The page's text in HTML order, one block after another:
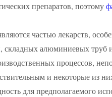
препаратов, поэтому
частью лекарств,
алюминиевых труб
процессов,
и некоторые из
для предполагаемого